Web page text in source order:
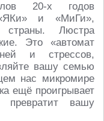
20-х годов
«ЯКи» и «МиГи»,
страны. Люстра
Это «автомат
и стрессов,
вашу семью
нас микромире
ещё проигрывает
превратит вашу